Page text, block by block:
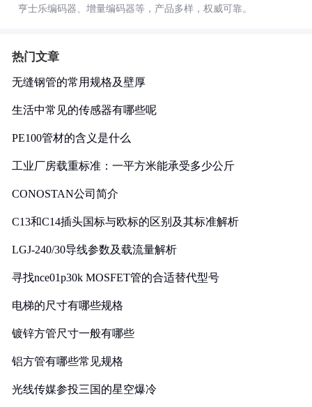
亨士乐编码器、增量编码器等，产品多样，权威可靠。
热门文章
无缝钢管的常用规格及壁厚
生活中常见的传感器有哪些呢
PE100管材的含义是什么
工业厂房载重标准：一平方米能承受多少公斤
CONOSTAN公司简介
C13和C14插头国标与欧标的区别及其标准解析
LGJ-240/30导线参数及载流量解析
寻找nce01p30k MOSFET管的合适替代型号
电梯的尺寸有哪些规格
镀锌方管尺寸一般有哪些
铝方管有哪些常见规格
光线传媒参投三国的星空爆冷